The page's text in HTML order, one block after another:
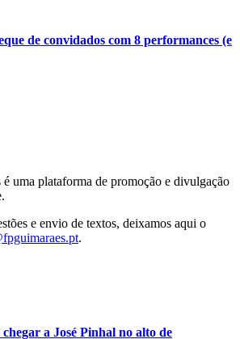
de convidados com 8 performances (e
é uma plataforma de promoção e divulgação
e envio de textos, deixamos aqui o
.
chegar a José Pinhal no alto de